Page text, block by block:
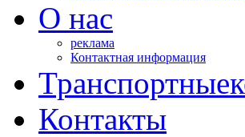
О нас
реклама
Контактная информация
Транспортные
Контакты